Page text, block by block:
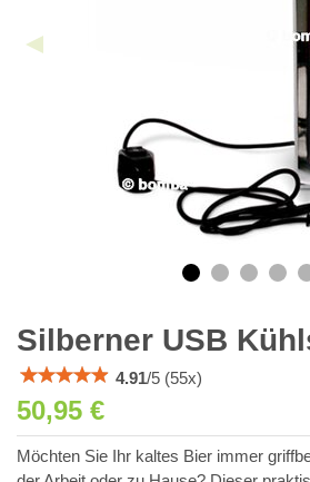
Silberner USB
4.91/5 (55x)
50,95 €
Möchten Sie Ihr kaltes Bier immer